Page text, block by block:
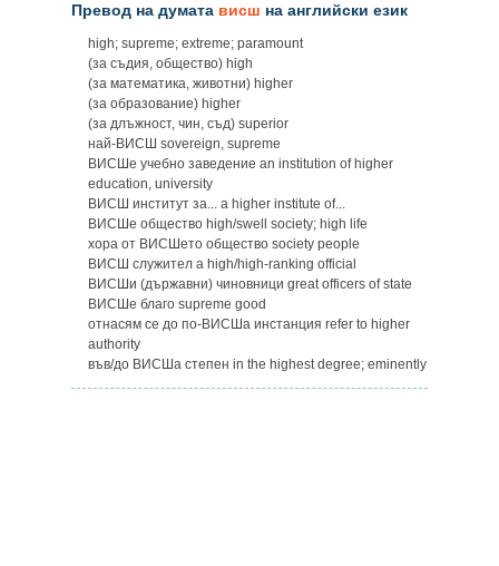
Превод на думата висш на английски език
high; supreme; extreme; paramount
(за съдия, общество) high
(за математика, животни) higher
(за образование) higher
(за длъжност, чин, съд) superior
най-ВИСШ sovereign, supreme
ВИСШe учебно заведение an institution of higher
education, university
ВИСШ институт за... a higher institute of...
ВИСШe общество high/swell society; high life
хора от ВИСШето общество society people
ВИСШ служител а high/high-ranking official
ВИСШи (държавни) чиновници great officers of state
ВИСШe благо supreme good
отнасям се до по-ВИСШа инстанция refer to higher
authority
във/до ВИСШа степен in the highest degree; eminently